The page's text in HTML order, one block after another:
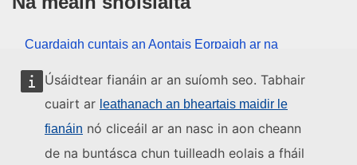
Úsáidtear fianáin ar an suíomh seo. Tabhair
cuairt ar leathanach an bheartais maidir le
fianáin nó cliceáil ar an nasc in aon cheann
de na buntásca chun tuilleadh eolais a fháil
Cuardaigh cuntais an Aontais Eorpaigh ar na
meáin shóisialta
Institiúidí agus comhlachtaí an
Aontais Eorpaigh